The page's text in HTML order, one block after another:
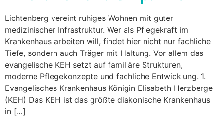
Lichtenberg vereint ruhiges Wohnen mit guter
medizinischer Infrastruktur. Wer als Pflegekraft im
Krankenhaus arbeiten will, findet hier nicht nur fachliche
Tiefe, sondern auch Träger mit Haltung. Vor allem das
evangelische KEH setzt auf familiäre Strukturen,
moderne Pflegekonzepte und fachliche Entwicklung. 1.
Evangelisches Krankenhaus Königin Elisabeth Herzberge
(KEH) Das KEH ist das größte diakonische Krankenhaus
in […]